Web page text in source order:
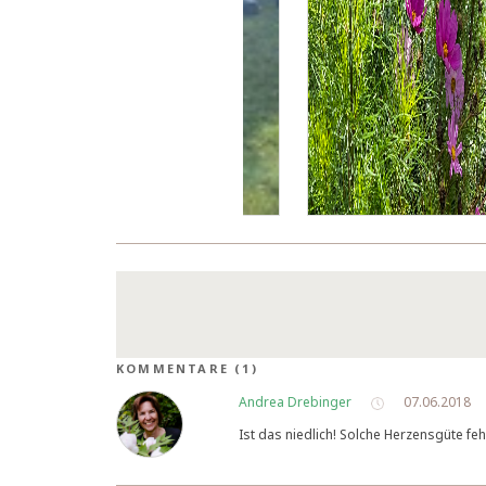
KOMMENTARE (1)
Andrea Drebinger
07.06.2018
Ist das niedlich! Solche Herzensgüte